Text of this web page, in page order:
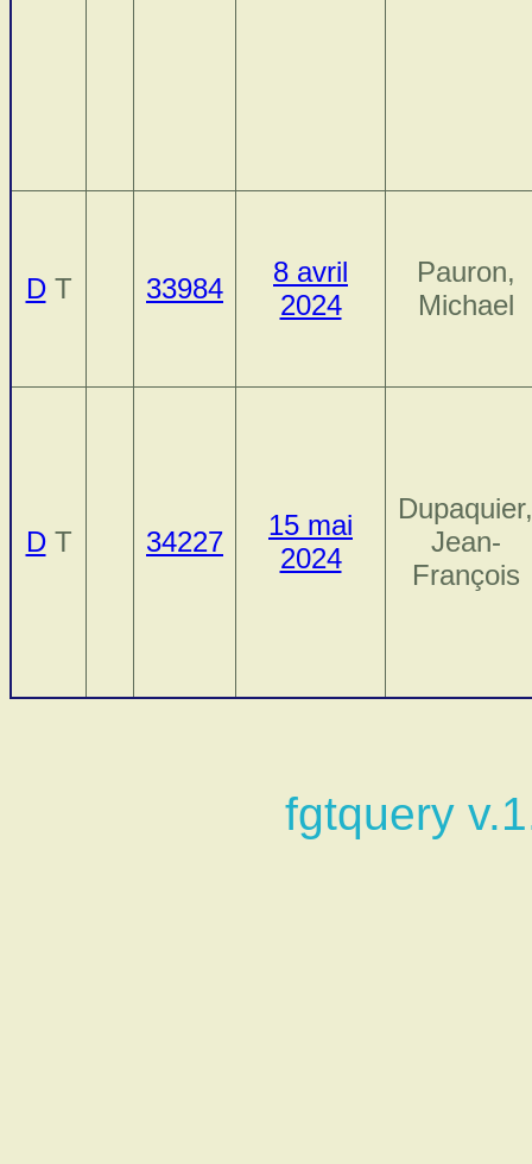
DT 33984
8 avril
2024
Pauron,
Michael
DT 34227
15 mai
2024
Dupaquier,
Jean-
François
fgtquery